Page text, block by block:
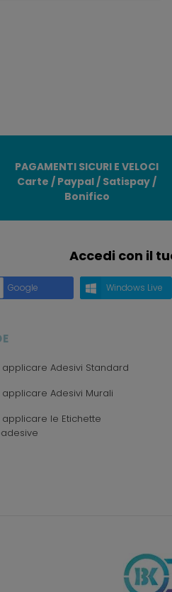
PAGAMENTI SICURI E VELOCI
Carte / Paypal / Satispay /
Bonifico
Accedi con il
Google Windows Live
Adesivi Standard
Adesivi Murali
le Etichette